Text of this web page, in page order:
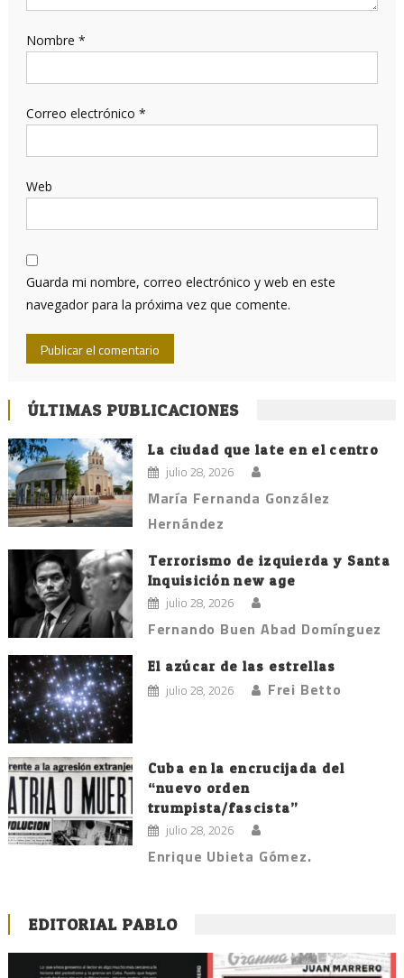
Nombre *
Correo electrónico *
Web
Guarda mi nombre, correo electrónico y web en este
navegador para la próxima vez que comente.
ÚLTIMAS PUBLICACIONES
La ciudad que late en el centro
julio 28, 2026
María Fernanda González
Hernández
Terrorismo de izquierda y Santa
Inquisición new age
julio 28, 2026
Fernando Buen Abad Domínguez
El azúcar de las estrellas
julio 28, 2026 Frei Betto
Cuba en la encrucijada del
“nuevo orden
trumpista/fascista”
julio 28, 2026
Enrique Ubieta Gómez.
EDITORIAL PABLO